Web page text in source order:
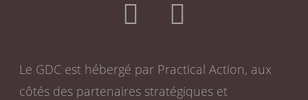
Le GDC est hébergé par Practical Action, aux
côtés des partenaires stratégiques et